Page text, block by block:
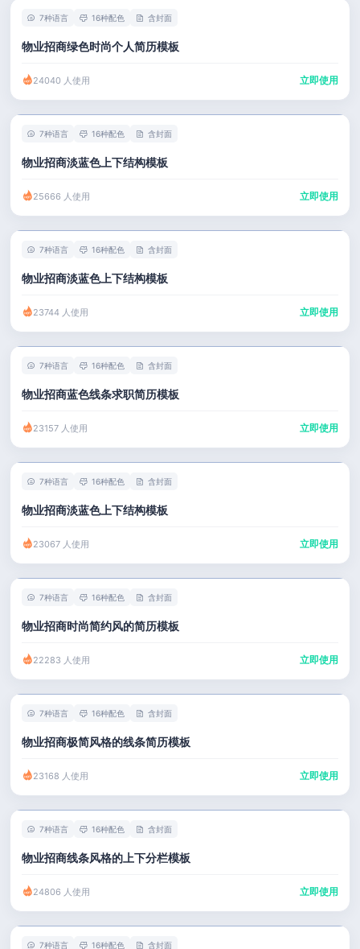
7种语言 16种配色 含封面
物业招商绿色时尚个人简历模板
24040 人使用 立即使用
7种语言 16种配色 含封面
物业招商淡蓝色上下结构模板
25666 人使用 立即使用
7种语言 16种配色 含封面
物业招商淡蓝色上下结构模板
23744 人使用 立即使用
7种语言 16种配色 含封面
物业招商蓝色线条求职简历模板
23157 人使用 立即使用
7种语言 16种配色 含封面
物业招商淡蓝色上下结构模板
23067 人使用 立即使用
7种语言 16种配色 含封面
物业招商时尚简约风的简历模板
22283 人使用 立即使用
7种语言 16种配色 含封面
物业招商极简风格的线条简历模板
23168 人使用 立即使用
7种语言 16种配色 含封面
物业招商线条风格的上下分栏模板
24806 人使用 立即使用
7种语言 16种配色 含封面